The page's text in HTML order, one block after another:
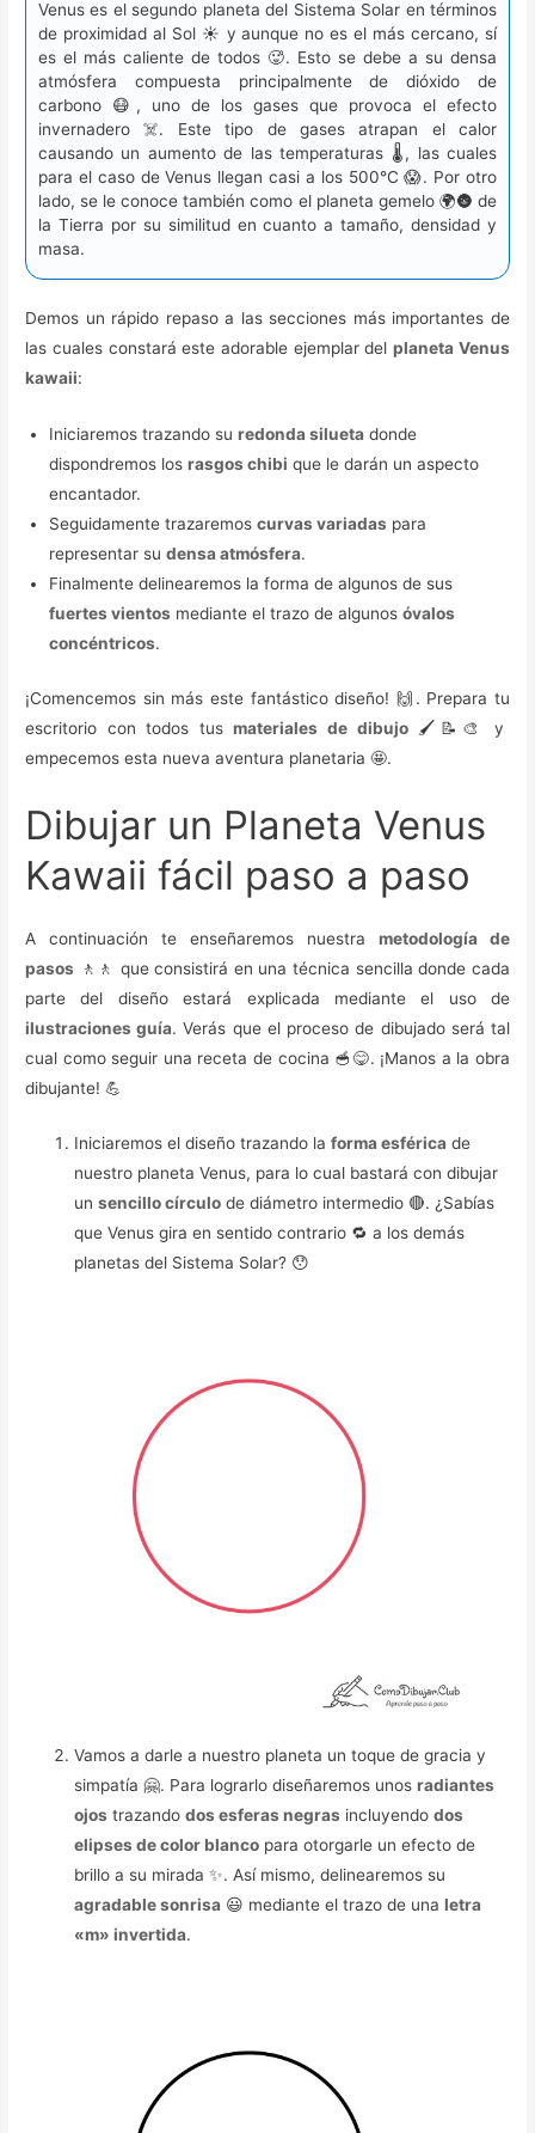
Venus es el segundo planeta del Sistema Solar en términos
de proximidad al Sol ☀️ y aunque no es el más cercano, sí
es el más caliente de todos 🥵. Esto se debe a su densa
atmósfera compuesta principalmente de dióxido de
carbono 😷, uno de los gases que provoca el efecto
invernadero ☠️. Este tipo de gases atrapan el calor
causando un aumento de las temperaturas 🌡️, las cuales
para el caso de Venus llegan casi a los 500°C 😱. Por otro
lado, se le conoce también como el planeta gemelo 🌍🌚 de
la Tierra por su similitud en cuanto a tamaño, densidad y
masa.
Demos un rápido repaso a las secciones más importantes de
las cuales constará este adorable ejemplar delplaneta Venus
kawaii:
Iniciaremos trazando suredonda silueta donde
dispondremos losrasgos chibi que le darán un aspecto
encantador.
Seguidamente trazaremoscurvas variadas para
representar sudensa atmósfera.
Finalmente delinearemos la forma de algunos de sus
fuertes vientos mediante el trazo de algunosóvalos
concéntricos.
¡Comencemos sin más este fantástico diseño! 🙌. Prepara tu
escritorio con todos tusmateriales de dibujo🖌️📝🎨 y
empecemos esta nueva aventura planetaria 🤩.
Dibujar un Planeta Venus
Kawaii fácil paso a paso
A continuación te enseñaremos nuestra metodología de
pasos 🚶🚶 que consistirá en una técnica sencilla donde cada
parte del diseño estará explicada mediante el uso de
ilustraciones guía. Verás que el proceso de dibujado será tal
cual como seguir una receta de cocina 🥣😋. ¡Manos a la obra
dibujante! 💪
Iniciaremos el diseño trazando laforma esférica de
nuestro planeta Venus, para lo cual bastará con dibujar
unsencillo círculo de diámetro intermedio 🔴. ¿Sabías
que Venus gira en sentido contrario 🔁 a los demás
planetas del Sistema Solar? 😯
Vamos a darle a nuestro planeta un toque de gracia y
simpatía 🤗. Para lograrlo diseñaremos unosradiantes
ojos trazandodos esferas negras incluyendodos
elipses de color blanco para otorgarle un efecto de
brillo a su mirada ✨. Así mismo, delinearemos su
agradable sonrisa 😃 mediante el trazo de unaletra
«m» invertida.